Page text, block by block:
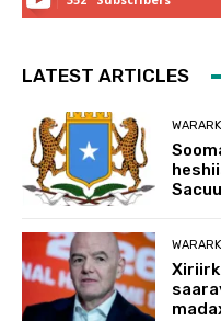
LATEST ARTICLES